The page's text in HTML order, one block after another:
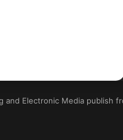
and Electronic Media publish